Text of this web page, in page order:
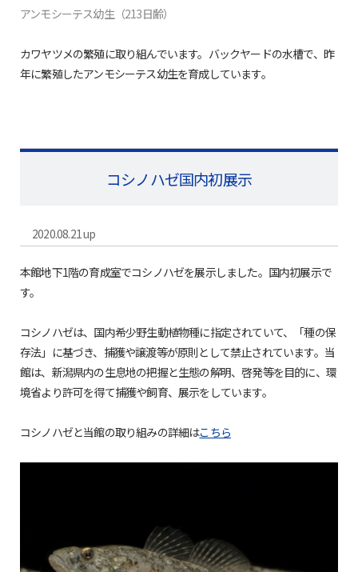
アンモシーテス幼生（213日齢）
カワヤツメの繁殖に取り組んでいます。バックヤードの水槽で、昨
年に繁殖したアンモシーテス幼生を育成しています。
コシノハゼ国内初展示
2020.08.21 up
本館地下1階の育成室でコシノハゼを展示しました。国内初展示で
す。
コシノハゼは、国内希少野生動植物種に指定されていて、「種の保
存法」に基づき、捕獲や譲渡等が原則として禁止されています。当
館は、新潟県内の生息地の把握と生態の解明、啓発等を目的に、環
境省より許可を得て捕獲や飼育、展示をしています。
コシノハゼと当館の取り組みの詳細はこちら